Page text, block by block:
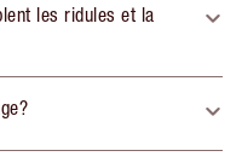
les ridules et la